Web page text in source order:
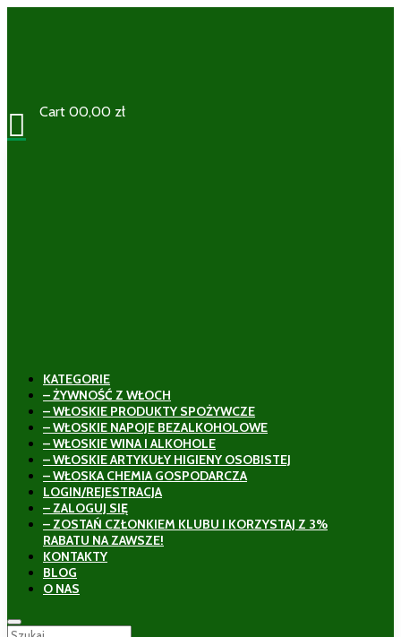
 Cart 00,00 zł
KATEGORIE
– ŻYWNOŚĆ Z WŁOCH
– WŁOSKIE PRODUKTY SPOŻYWCZE
– WŁOSKIE NAPOJE BEZALKOHOLOWE
– WŁOSKIE WINA I ALKOHOLE
– WŁOSKIE ARTYKUŁY HIGIENY OSOBISTEJ
– WŁOSKA CHEMIA GOSPODARCZA
LOGIN/REJESTRACJA
– ZALOGUJ SIĘ
– ZOSTAŃ CZŁONKIEM KLUBU I KORZYSTAJ Z 3%
RABATU NA ZAWSZE!
KONTAKTY
BLOG
O NAS